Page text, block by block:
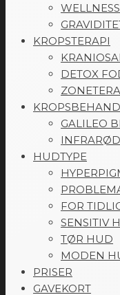
KROPSTERAPI
DETOX
GALILEO
HUDTYPE
FOR
SENSITIV
TØR HUD
MODEN
PRISER
GAVEKORT